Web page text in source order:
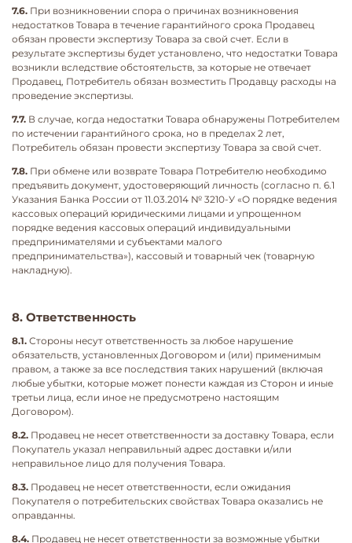
7.6. При возникновении спора о причинах возникновения
недостатков Товара в течение гарантийного срока Продавец
обязан провести экспертизу Товара за свой счет. Если в
результате экспертизы будет установлено, что недостатки Товара
возникли вследствие обстоятельств, за которые не отвечает
Продавец, Потребитель обязан возместить Продавцу расходы на
проведение экспертизы.
7.7. В случае, когда недостатки Товара обнаружены Потребителем
по истечении гарантийного срока, но в пределах 2 лет,
Потребитель обязан провести экспертизу Товара за свой счет.
7.8. При обмене или возврате Товара Потребителю необходимо
предъявить документ, удостоверяющий личность (согласно п. 6.1
Указания Банка России от 11.03.2014 № 3210-У «О порядке ведения
кассовых операций юридическими лицами и упрощенном
порядке ведения кассовых операций индивидуальными
предпринимателями и субъектами малого
предпринимательства»), кассовый и товарный чек (товарную
накладную).
8. Ответственность
8.1. Стороны несут ответственность за любое нарушение
обязательств, установленных Договором и (или) применимым
правом, а также за все последствия таких нарушений (включая
любые убытки, которые может понести каждая из Сторон и иные
третьи лица, если иное не предусмотрено настоящим
Договором).
8.2. Продавец не несет ответственности за доставку Товара, если
Покупатель указал неправильный адрес доставки и/или
неправильное лицо для получения Товара.
8.3. Продавец не несет ответственности, если ожидания
Покупателя о потребительских свойствах Товара оказались не
оправданны.
8.4. Продавец не несет ответственности за возможные убытки